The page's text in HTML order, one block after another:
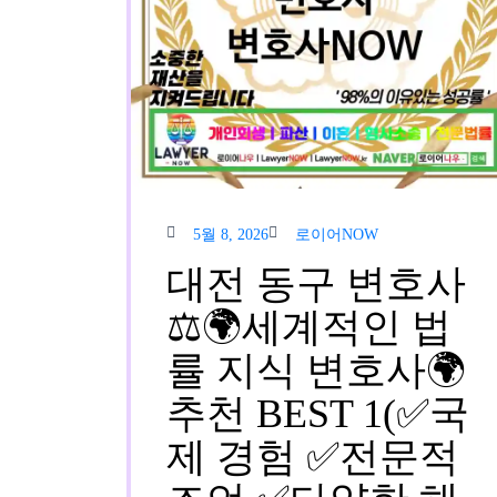
5월 8, 2026
8,
2026
로이어NOW
어
NOW
대전 동구 변호사
⚖️🌍세계적인 법
률 지식 변호사🌍
추천 BEST 1(✅국
제 경험 ✅전문적